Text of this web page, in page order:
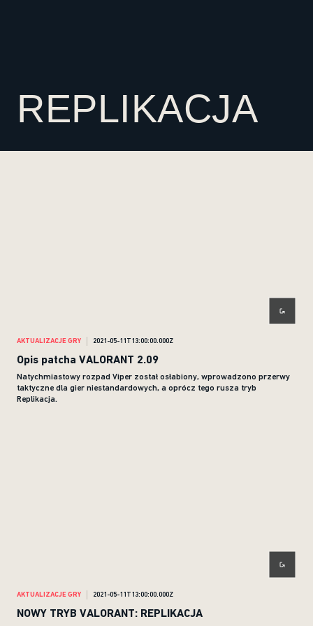
REPLIKACJA
AKTUALIZACJE GRY 2021-05-11T13:00:00.000Z
Opis patcha VALORANT 2.09
Natychmiastowy rozpad Viper został osłabiony, wprowadzono przerwy
taktyczne dla gier niestandardowych, a oprócz tego rusza tryb
Replikacja.
AKTUALIZACJE GRY 2021-05-11T13:00:00.000Z
NOWY TRYB VALORANT: REPLIKACJA